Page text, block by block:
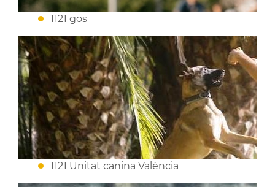
1121 gos
1121 Unitat canina València